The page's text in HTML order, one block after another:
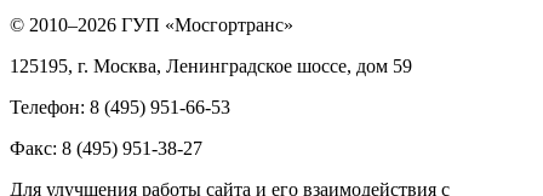
© 2010–2026 ГУП «Мосгортранс»
125195, г. Москва, Ленинградское шоссе, дом 59
Телефон: 8 (495) 951-66-53
Факс: 8 (495) 951-38-27
Для улучшения работы сайта и его взаимодействия с